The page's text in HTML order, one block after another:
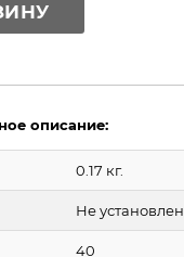
описание:
0.17 кг.
Не установлен
40